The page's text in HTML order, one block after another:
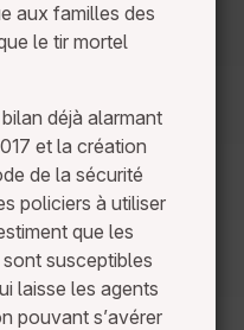
aux familles des
le tir mortel
déjà alarmant
et la création
de la sécurité
policiers à utiliser
que les
susceptibles
laisse les agents
pouvant s’avérer